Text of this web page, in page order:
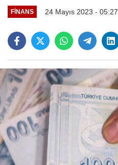
FINANS 24 Mayıs 2023 - 05:27